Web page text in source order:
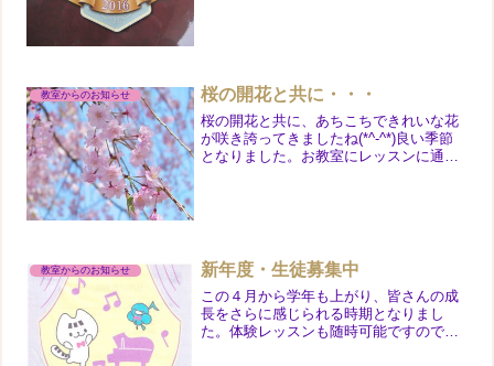
教室からのお知らせ 桜の開花と共に・・・
桜の開花と共に、あちこちできれいな花
が咲き誇ってきましたね(*^-^*)良い季節
となりました。お教室にレッスンに通わ
教室からのお知らせ 新年度・生徒募集中
この４月から学年も上がり、皆さんの成
長をさらに感じられる時期となりまし
た。体験レッスンも随時可能ですので、